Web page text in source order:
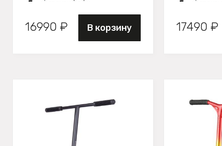
16990 ₽ В корзину 17490 ₽